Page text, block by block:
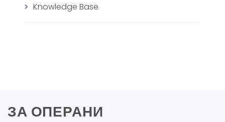
Knowledge Base
ЗА ОПЕРАНИ